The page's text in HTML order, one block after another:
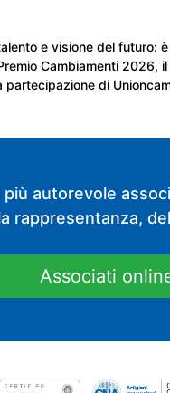
e visione del futuro:
Cambiamenti 2026,
partecipazione di
più autorevole
rappresentanza,
Associati